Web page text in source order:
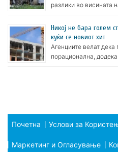
разлики во висината
Никој не бара голем
куќи се новиот хит
Агенциите велат
порационална,
Почетна Услови за
Маркетинг и Огласување